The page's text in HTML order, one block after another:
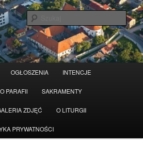
OGŁOSZENIA INTENCJE
O PARAFII SAKRAMENTY
ZDJĘĆ O LITURGII
PRYWATNOŚCI
Cookies Czytaj więcej odrzuć